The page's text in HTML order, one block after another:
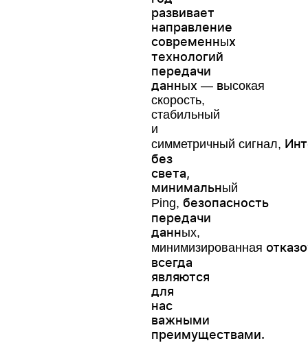
развивает
направление
современных
технологий
передачи
данных — высокая
скорость,
стабильный
и
симметричный сигнал,
без
света,
минимальный
Ping, безопасность
передачи
данных,
минимизированная
всегда
являются
для
нас
важными
преимуществами.